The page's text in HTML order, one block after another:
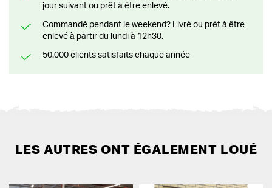
jour suivant ou prêt à être enlevé.
Commandé pendant le weekend? Livré ou prêt à être
enlevé à partir du lundi à 12h30.
50.000 clients satisfaits chaque année
LES AUTRES ONT ÉGALEMENT LOUÉ